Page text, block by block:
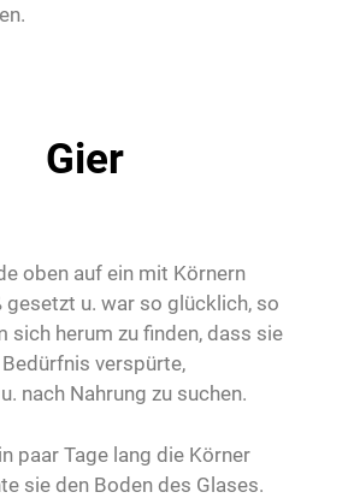
Gier
oben auf ein mit Körnern
u. war so glücklich, so
sich herum zu finden, dass sie
verspürte,
nach Nahrung zu suchen.
paar Tage lang die Körner
sie den Boden des Glases.